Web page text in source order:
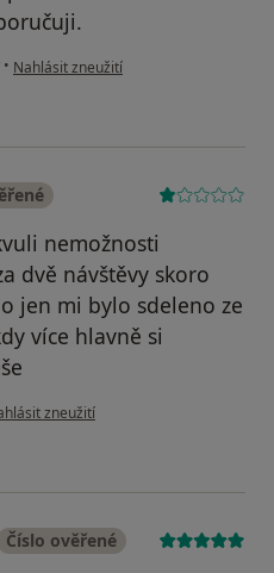
• podle názoru uživatele Gabriela
Nahlásit zneužití
nemožnosti
dvě návštěvy skoro
jen mi bylo sdeleno ze
více hlavně si
názoru uživatele PETR PAVLIK
zneužití
Číslo ověřené